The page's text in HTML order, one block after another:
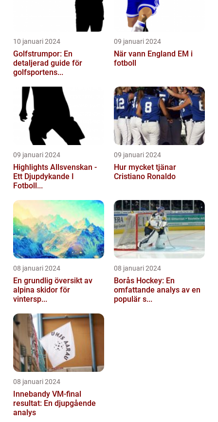
10 januari 2024
Golfstrumpor: En
detaljerad guide för
golfsportens...
09 januari 2024
När vann England EM i
fotboll
09 januari 2024
Highlights Allsvenskan -
Ett Djupdykande I
Fotboll...
09 januari 2024
Hur mycket tjänar
Cristiano Ronaldo
08 januari 2024
En grundlig översikt av
alpina skidor för
vintersp...
08 januari 2024
Borås Hockey: En
omfattande analys av en
populär s...
08 januari 2024
Innebandy VM-final
resultat: En djupgående
analys